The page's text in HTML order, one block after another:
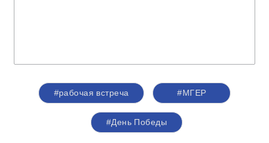
#рабочая встреча #‎МГЕР‬
#День Победы